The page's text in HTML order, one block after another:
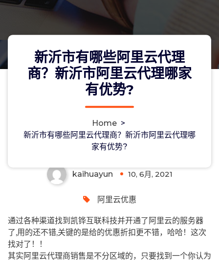
新沂市有哪些阿里云代理
商？新沂市阿里云代理哪家
有优势?
Home >
新沂市有哪些阿里云代理商？新沂市阿里云代理哪
家有优势?
里云代理哪家有优势?
kaihuayun 10, 6月, 2021
阿里云优惠
通过各种渠道找到凯铧互联科技并开通了阿里云的服务器
了,用的还不错,关键的是给的优惠折扣更不错，哈哈！这次
找对了！！
其实阿里云代理商销售是不分区域的，只要找到一个你认为